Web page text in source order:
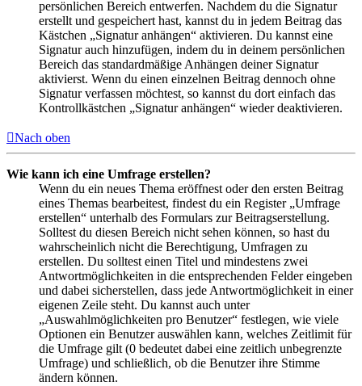
persönlichen Bereich entwerfen. Nachdem du die Signatur
erstellt und gespeichert hast, kannst du in jedem Beitrag das
Kästchen „Signatur anhängen“ aktivieren. Du kannst eine
Signatur auch hinzufügen, indem du in deinem persönlichen
Bereich das standardmäßige Anhängen deiner Signatur
aktivierst. Wenn du einen einzelnen Beitrag dennoch ohne
Signatur verfassen möchtest, so kannst du dort einfach das
Kontrollkästchen „Signatur anhängen“ wieder deaktivieren.
Nach oben
Wie kann ich eine Umfrage erstellen?
Wenn du ein neues Thema eröffnest oder den ersten Beitrag
eines Themas bearbeitest, findest du ein Register „Umfrage
erstellen“ unterhalb des Formulars zur Beitragserstellung.
Solltest du diesen Bereich nicht sehen können, so hast du
wahrscheinlich nicht die Berechtigung, Umfragen zu
erstellen. Du solltest einen Titel und mindestens zwei
Antwortmöglichkeiten in die entsprechenden Felder eingeben
und dabei sicherstellen, dass jede Antwortmöglichkeit in einer
eigenen Zeile steht. Du kannst auch unter
„Auswahlmöglichkeiten pro Benutzer“ festlegen, wie viele
Optionen ein Benutzer auswählen kann, welches Zeitlimit für
die Umfrage gilt (0 bedeutet dabei eine zeitlich unbegrenzte
Umfrage) und schließlich, ob die Benutzer ihre Stimme
ändern können.